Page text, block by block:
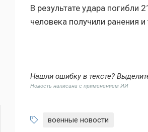
В результате удара
человека получили ранения
Нашли ошибку в тексте?
Новость написана с применением ИИ
военные новости